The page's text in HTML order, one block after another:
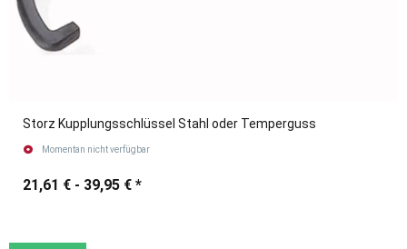
Storz Kupplungsschlüssel Stahl oder Temperguss
Momentan nicht verfügbar
21,61 € - 39,95 € *